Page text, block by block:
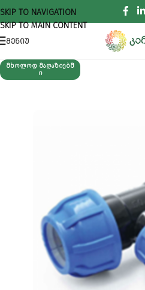
SKIP TO NAVIGATION
SKIP TO MAIN CONTENT
ᲛᲔᲜᲘᲣ
ᲛᲮᲝᲚᲝᲓ ᲛᲐᲦᲐᲖᲘᲔᲑᲨ
Ი